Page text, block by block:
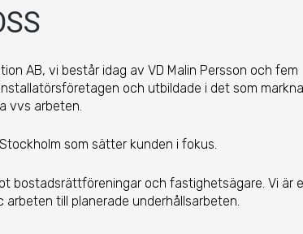
AB, vi består idag av VD Malin Persson och fem
och utbildade i det som
vvs arbeten.
som sätter kunden i fokus.
bostadsrättföreningar och fastighetsägare. Vi är
till planerade underhållsarbeten.